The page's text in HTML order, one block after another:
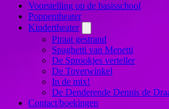
Voorstelling op de basisschool
Poppentheater
Kindertheater
Piraat gestrand
Spaghetti van Menetti
De Sprookjes verteller
De Toverwinkel
In de mix!
De Denderende Dennis de
Contact/boekingen